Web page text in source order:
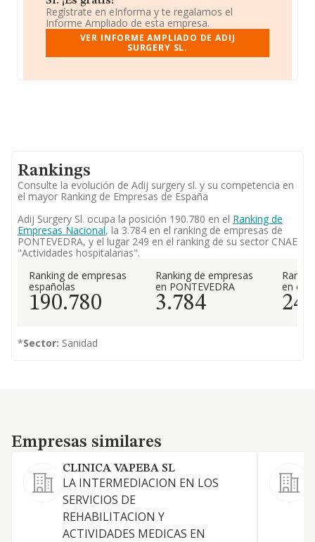
Regístrate en eInforma y te regalamos el
Informe Ampliado de esta empresa.
VER INFORME AMPLIADO DE ADIJ
SURGERY SL.
Rankings
Consulte la evolución de Adij surgery sl. y su competencia en
el mayor Ranking de Empresas de España
Adij Surgery Sl. ocupa la posición 190.780 en el Ranking de
Empresas Nacional, la 3.784 en el ranking de empresas de
PONTEVEDRA, y el lugar 249 en el ranking de su sector CNAE
"Actividades hospitalarias".
Ranking de empresas
españolas
190.780
Ranking de empresas
en PONTEVEDRA
3.784
en el
249
*Sector: Sanidad
Empresas similares
Empresas similares
CLINICA VAPEBA SL
LA INTERMEDIACION EN LOS
SERVICIOS DE
REHABILITACION Y
ACTIVIDADES MEDICAS EN